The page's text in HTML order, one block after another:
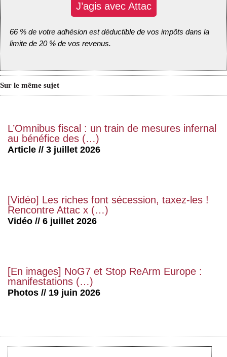
J’agis avec Attac
66 % de votre adhésion est déductible de vos impôts dans la
limite de 20 % de vos revenus.
Sur le même sujet
L’Omnibus fiscal : un train de mesures infernal
au bénéfice des (…)
Article // 3 juillet 2026
[Vidéo] Les riches font sécession, taxez-les !
Rencontre Attac x (…)
Vidéo // 6 juillet 2026
[En images] NoG7 et Stop ReArm Europe :
manifestations (…)
Photos // 19 juin 2026